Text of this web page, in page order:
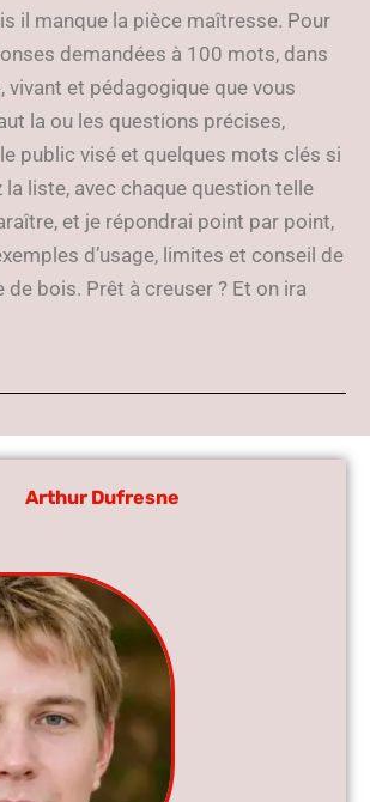
il manque la pièce maîtresse. Pour
demandées à 100 mots, dans
vivant et pédagogique que vous
la ou les questions précises,
public visé et quelques mots clés si
la liste, avec chaque question telle
et je répondrai point par point,
d’usage, limites et conseil de
de bois. Prêt à creuser ? Et on ira
Arthur Dufresne